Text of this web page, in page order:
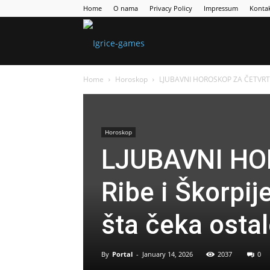
Home O nama Privacy Policy Impressum
Home Horoskop LJUBAVNI HOROSKOP ZA
Horoskop
LJUBAVNI
Ribe i
šta čeka
By Portal - January 14, 2026 2037 0